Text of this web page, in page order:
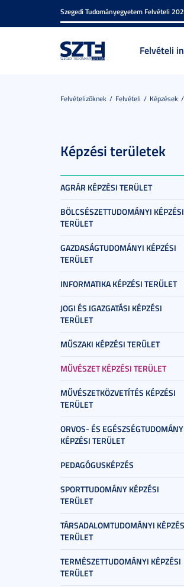
Szegedi Tudományegyetem Felvételi
Felvételi
Felvételizőknek Felvételi Képzések
Képzési területek
AGRÁR KÉPZÉSI TERÜLET
BÖLCSÉSZETTUDOMÁNYI KÉPZÉSI
TERÜLET
GAZDASÁGTUDOMÁNYI KÉPZÉSI
TERÜLET
INFORMATIKA KÉPZÉSI TERÜLET
JOGI ÉS IGAZGATÁSI KÉPZÉSI
TERÜLET
MŰSZAKI KÉPZÉSI TERÜLET
MŰVÉSZET KÉPZÉSI TERÜLET
MŰVÉSZETKÖZVETÍTÉS KÉPZÉSI
TERÜLET
ORVOS- ÉS
KÉPZÉSI TERÜLET
PEDAGÓGUSKÉPZÉS
SPORTTUDOMÁNY KÉPZÉSI
TERÜLET
TÁRSADALOMTUDOMÁNYI
TERÜLET
TERMÉSZETTUDOMÁNYI KÉPZÉSI
TERÜLET